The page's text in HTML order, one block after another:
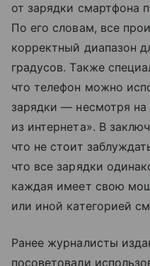
от зарядки смартфона
По его словам, все
корректный диапазон
градусов. Также
что телефон можно
зарядки — несмотря на
из интернета». В
что не стоит
что все зарядки
каждая имеет свою
или иной категорией
Ранее журналисты
посоветовали